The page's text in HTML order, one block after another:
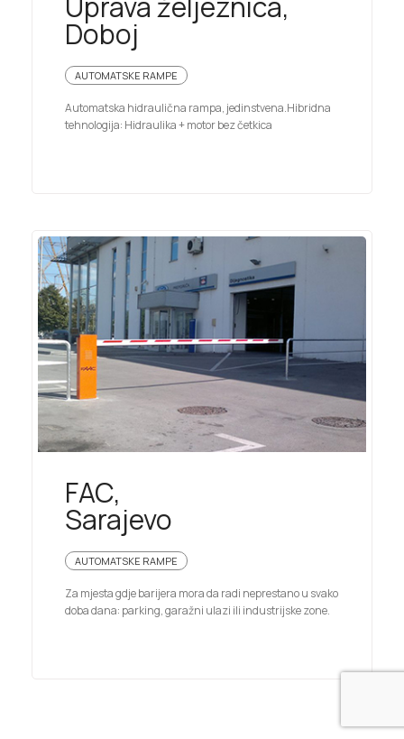
Doboj
AUTOMATSKE RAMPE
Automatska hidraulična rampa, jedinstvena.Hibridna
tehnologija: Hidraulika + motor bez četkica
FAC,
Sarajevo
AUTOMATSKE RAMPE
Za mjesta gdje barijera mora da radi neprestano u svako
doba dana: parking, garažni ulazi ili industrijske zone.